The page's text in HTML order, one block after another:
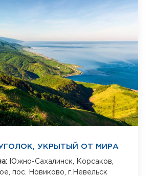
УКРЫТЫЙ ОТ МИРА
Южно-Сахалинск,
Корсаков,
пос. Новиково, г.Невельск